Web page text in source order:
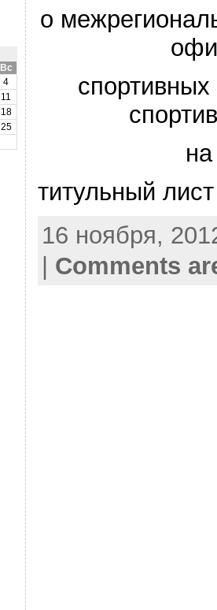
Вс
4
11
18
25
о
титульный лист
16 ноября,
Comments